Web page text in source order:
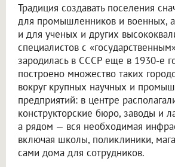
Традиция создавать поселения
для промышленников и военных,
и для ученых и других
специалистов с
зародилась в СССР еще в 1930-е
построено множество таких
вокруг крупных научных и
предприятий: в центре
конструкторские бюро, заводы и
а рядом — вся необходимая
включая школы, поликлиники,
сами дома для сотрудников.